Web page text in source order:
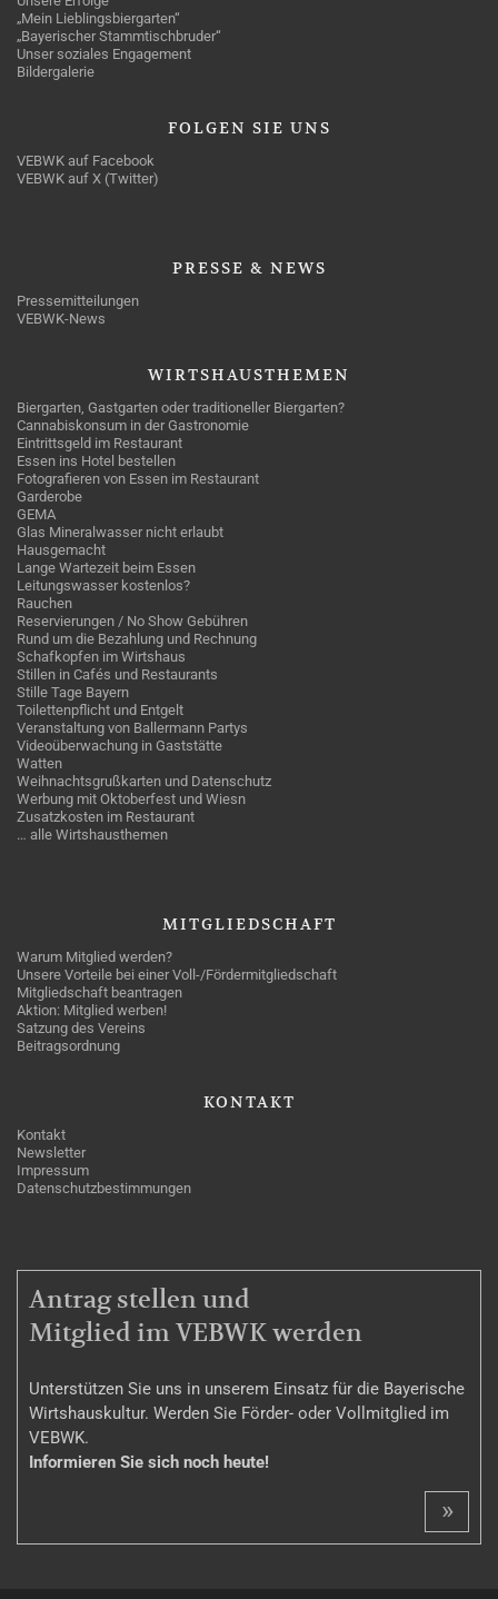
„Mein Lieblingsbiergarten“
„Bayerischer Stammtischbruder“
Unser soziales Engagement
Bildergalerie
FOLGEN SIE UNS
VEBWK auf Facebook
VEBWK auf X (Twitter)
PRESSE & NEWS
Pressemitteilungen
VEBWK-News
WIRTSHAUSTHEMEN
Biergarten, Gastgarten oder traditioneller Biergarten?
Cannabiskonsum in der Gastronomie
Eintrittsgeld im Restaurant
Essen ins Hotel bestellen
Fotografieren von Essen im Restaurant
Garderobe
GEMA
Glas Mineralwasser nicht erlaubt
Hausgemacht
Lange Wartezeit beim Essen
Leitungswasser kostenlos?
Rauchen
Reservierungen / No Show Gebühren
Rund um die Bezahlung und Rechnung
Schafkopfen im Wirtshaus
Stillen in Cafés und Restaurants
Stille Tage Bayern
Toilettenpflicht und Entgelt
Veranstaltung von Ballermann Partys
Videoüberwachung in Gaststätte
Watten
Weihnachtsgrußkarten und Datenschutz
Werbung mit Oktoberfest und Wiesn
Zusatzkosten im Restaurant
… alle Wirtshausthemen
MITGLIEDSCHAFT
Warum Mitglied werden?
Unsere Vorteile bei einer Voll-/Fördermitgliedschaft
Mitgliedschaft beantragen
Aktion: Mitglied werben!
Satzung des Vereins
Beitragsordnung
KONTAKT
Kontakt
Newsletter
Impressum
Datenschutzbestimmungen
MITGLIEDSCHAFT
Antrag stellen und
Mitglied im VEBWK werden
Unterstützen Sie uns in unserem Einsatz für die Bayerische
Wirtshauskultur. Werden Sie Förder- oder Vollmitglied im
VEBWK.
Informieren Sie sich noch heute!
»